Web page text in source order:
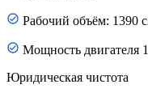
Рабочий объём: 1390
Мощность двигателя
Юридическая чистота